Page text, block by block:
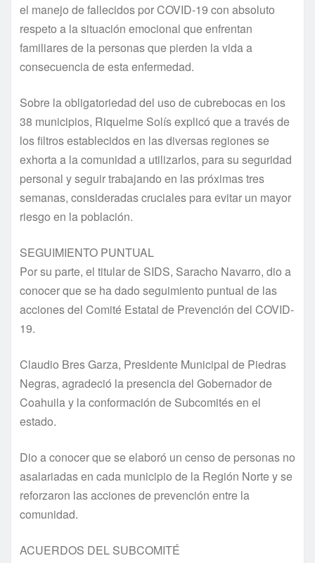
el manejo de fallecidos por COVID-19 con absoluto
respeto a la situación emocional que enfrentan
familiares de la personas que pierden la vida a
consecuencia de esta enfermedad.
Sobre la obligatoriedad del uso de cubrebocas en los
38 municipios, Riquelme Solís explicó que a través de
los filtros establecidos en las diversas regiones se
exhorta a la comunidad a utilizarlos, para su seguridad
personal y seguir trabajando en las próximas tres
semanas, consideradas cruciales para evitar un mayor
riesgo en la población.
SEGUIMIENTO PUNTUAL
Por su parte, el titular de SIDS, Saracho Navarro, dio a
conocer que se ha dado seguimiento puntual de las
acciones del Comité Estatal de Prevención del COVID-
19.
Claudio Bres Garza, Presidente Municipal de Piedras
Negras, agradeció la presencia del Gobernador de
Coahuila y la conformación de Subcomités en el
estado.
Dio a conocer que se elaboró un censo de personas no
asalariadas en cada municipio de la Región Norte y se
reforzaron las acciones de prevención entre la
comunidad.
ACUERDOS DEL SUBCOMITÉ